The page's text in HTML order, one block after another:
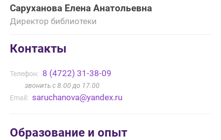
Саруханова Елена Анатольевна
Директор библиотеки
Контакты
Телефон: 8 (4722) 31-38-09
звонить с 8.00 до 17.00
Email: saruchanova@yandex.ru
Образование и опыт